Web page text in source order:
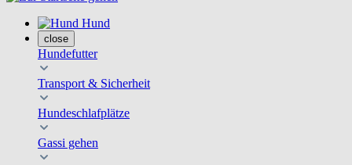
Hund
close
Hundefutter
Transport & Sicherheit
Hundeschlafplätze
Gassi gehen